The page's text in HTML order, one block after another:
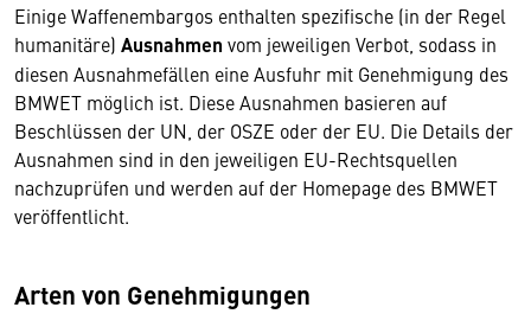
Einige Waffenembargos enthalten spezifische (in der Regel
humanitäre) Ausnahmen vom jeweiligen Verbot, sodass in
diesen Ausnahmefällen eine Ausfuhr mit Genehmigung des
BMWET möglich ist. Diese Ausnahmen basieren auf
Beschlüssen der UN, der OSZE oder der EU. Die Details der
Ausnahmen sind in den jeweiligen EU-Rechtsquellen
nachzuprüfen und werden auf der Homepage des BMWET
veröffentlicht.
Arten von Genehmigungen